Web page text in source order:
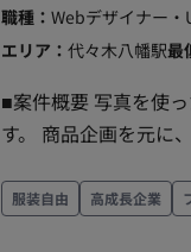
職種： Webデザイナー・
エリア： 代々木八幡駅最
■案件概要 写真を使
す。 商品企画を元に、商品をユーザーに届けるためのユーザー体験、アプリの要件‧機能を検討し、
UI/UXデザイン‧コ
をご担当いただきま
服装自由 高成長企業